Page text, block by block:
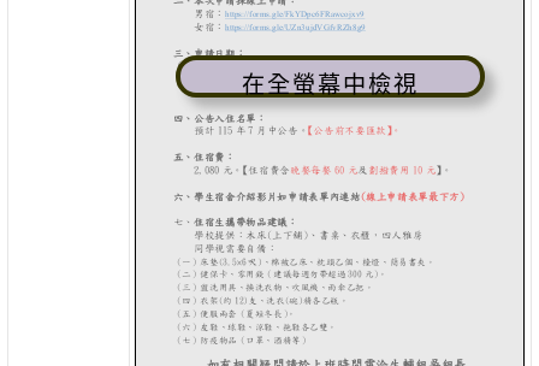
在全螢幕中檢視